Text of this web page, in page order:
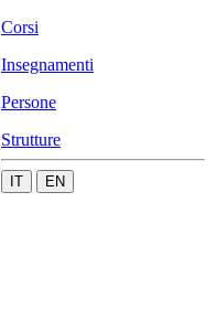
Corsi
Insegnamenti
Persone
Strutture
IT EN